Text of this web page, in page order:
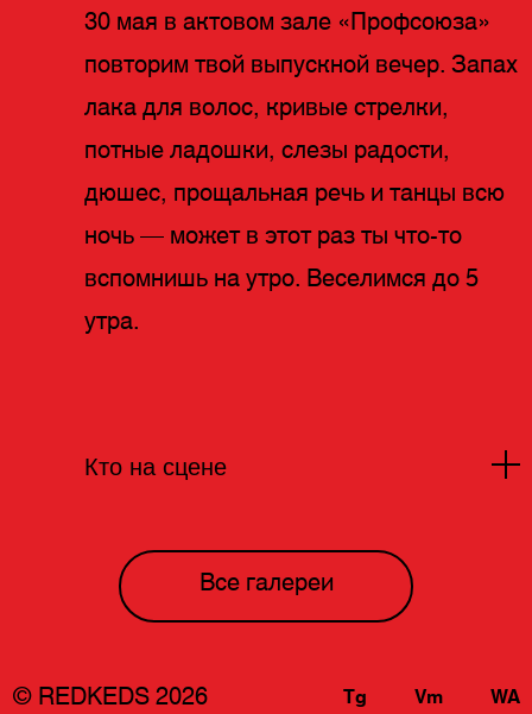
30 мая в актовом зале «Профсоюза»
повторим твой выпускной вечер. Запах
лака для волос, кривые стрелки,
потные ладошки, слезы радости,
дюшес, прощальная речь и танцы всю
ночь — может в этот раз ты что-то
вспомнишь на утро. Веселимся до 5
утра.
Кто на сцене
Родители скинулись на дискотеку, где
выступят ЛИNДА, LAVBLAST, DJ Shilin,
SGofina, САХАР и резиденты
«Профсоюза» – K Soul, Anton Savenko,
Все галереи
© REDKEDS 2026 Tg Vm WA